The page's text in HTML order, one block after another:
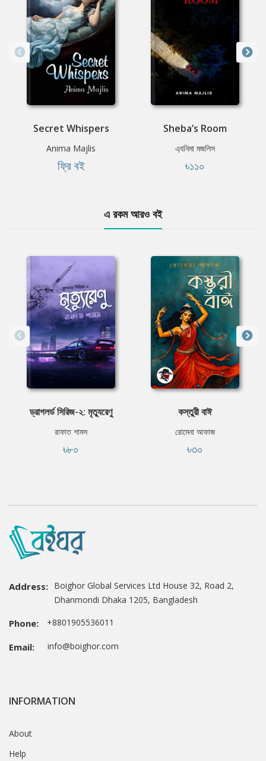
Secret Whispers
Anima Majlis
ফ্রি বই
Sheba’s Room
এ্যনিমা মজলিস
৳১১০
এ রকম আরও বই
ড্রাগলর্ড সিরিজ-২: মৃত্যুরেণু
রাফাত শামস
৳৮০
কস্তুরী বাঈ
রোমেনা আফাজ
৳৩০
Address: Boighor Global Services Ltd House 32, Road 2,
Dhanmondi Dhaka 1205, Bangladesh
Phone: +8801905536011
Email: info@boighor.com
INFORMATION
About
Help